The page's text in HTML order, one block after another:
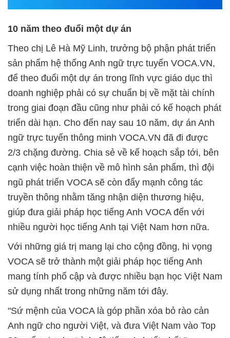
10 năm theo đuổi một dự án
Theo chị Lê Hà Mỹ Linh, trưởng bộ phận phát triển
sản phẩm hệ thống Anh ngữ trực tuyến VOCA.VN,
để theo đuổi một dự án trong lĩnh vực giáo dục thì
doanh nghiệp phải có sự chuẩn bị về mặt tài chính
trong giai đoạn đầu cũng như phải có kế hoạch phát
triển dài hạn. Cho đến nay sau 10 năm, dự án Anh
ngữ trực tuyến thông minh VOCA.VN đã đi được
2/3 chặng đường. Chia sẻ về kế hoạch sắp tới, bên
cạnh việc hoàn thiện về mô hình sản phẩm, thì đội
ngũ phát triển VOCA sẽ còn đẩy mạnh công tác
truyền thông nhằm tăng nhận diện thương hiệu,
giúp đưa giải pháp học tiếng Anh VOCA đến với
nhiều người học tiếng Anh tại Việt Nam hơn nữa.
Với những giá trị mang lại cho cộng đồng, hi vọng
VOCA sẽ trở thành một giải pháp học tiếng Anh
mang tính phổ cập và được nhiều bạn học Việt Nam
sử dụng nhất trong những năm tới đây.
"Sứ mệnh của VOCA là góp phần xóa bỏ rào cản
Anh ngữ cho người Việt, và đưa Việt Nam vào Top